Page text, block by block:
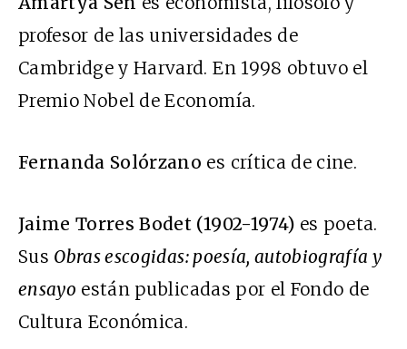
profesor de las universidades de
Cambridge y Harvard. En 1998 obtuvo el
Premio Nobel de Economía.
Fernanda Solórzano es crítica de cine.
Jaime Torres Bodet (1902-1974) es poeta.
Sus Obras escogidas: poesía, autobiografía y
ensayo están publicadas por el Fondo de
Cultura Económica.